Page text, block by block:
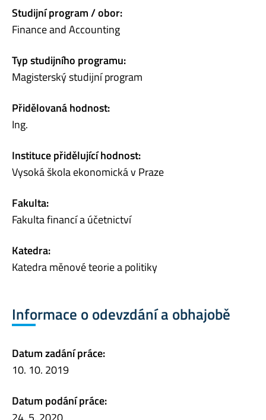
Studijní program / obor:
Finance and Accounting
Typ studijního programu:
Magisterský studijní program
Přidělovaná hodnost:
Ing.
Instituce přidělující hodnost:
Vysoká škola ekonomická v Praze
Fakulta:
Fakulta financí a účetnictví
Katedra:
Katedra měnové teorie a politiky
Informace o odevzdání a obhajobě
Datum zadání práce:
10. 10. 2019
Datum podání práce: